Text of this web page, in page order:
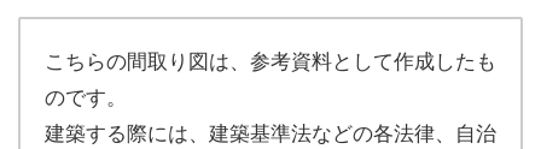
こちらの間取り図は、参考資料として作成したも
のです。
建築する際には、建築基準法などの各法律、自治